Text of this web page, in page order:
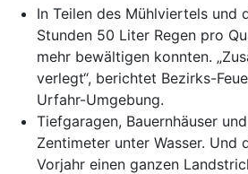
In Teilen des Mühlviertels und
Stunden 50 Liter Regen pro
mehr bewältigen konnten.
verlegt“, berichtet Bezirks-
Urfahr-Umgebung.
Tiefgaragen, Bauernhäuser
Zentimeter unter Wasser.
Vorjahr einen ganzen